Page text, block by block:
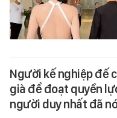
Người kế nghiệp đế
già để đoạt quyền
người duy nhất đã